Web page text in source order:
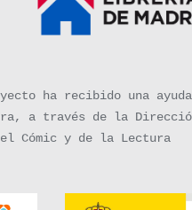
ha recibido una
a través de la
Cómic y de la Lectura